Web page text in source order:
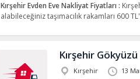
Kırşehir Evden Eve Nakliyat Fiyatları :
alabileceğiniz taşımacılık rakamları 600
Kırşehir
Kırşehir 13